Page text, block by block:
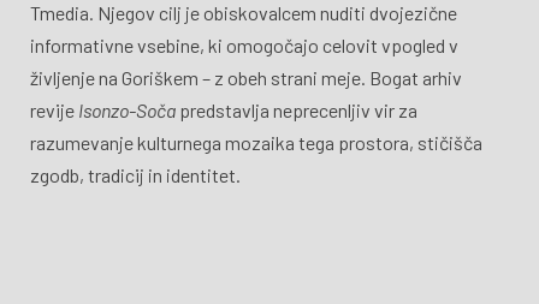
Tmedia. Njegov cilj je obiskovalcem nuditi dvojezične
informativne vsebine, ki omogočajo celovit vpogled v
življenje na Goriškem – z obeh strani meje. Bogat arhiv
revije Isonzo-Soča predstavlja neprecenljiv vir za
razumevanje kulturnega mozaika tega prostora, stičišča
zgodb, tradicij in identitet.